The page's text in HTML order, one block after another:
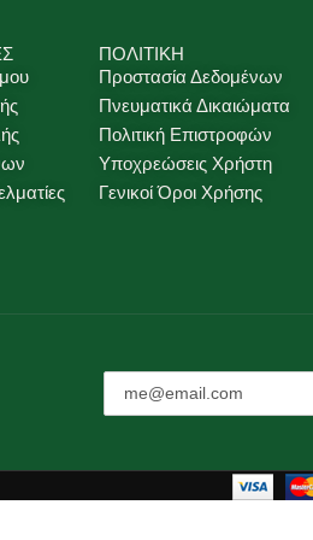
ΠΟΛΙΤΙΚΗ
Προστασία Δεδομένων
Πνευματικά Δικαιώματα
Πολιτική Επιστροφών
Υποχρεώσεις Χρήστη
Γενικοί Όροι Χρήσης